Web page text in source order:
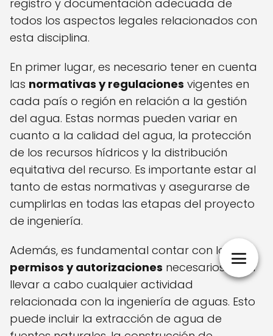
registro y documentación adecuada de
todos los aspectos legales relacionados con
esta disciplina.
En primer lugar, es necesario tener en cuenta
las normativas y regulaciones vigentes en
cada país o región en relación a la gestión
del agua. Estas normas pueden variar en
cuanto a la calidad del agua, la protección
de los recursos hídricos y la distribución
equitativa del recurso. Es importante estar al
tanto de estas normativas y asegurarse de
cumplirlas en todas las etapas del proyecto
de ingeniería.
Además, es fundamental contar con los
permisos y autorizaciones necesarios para
llevar a cabo cualquier actividad
relacionada con la ingeniería de aguas. Esto
puede incluir la extracción de agua de